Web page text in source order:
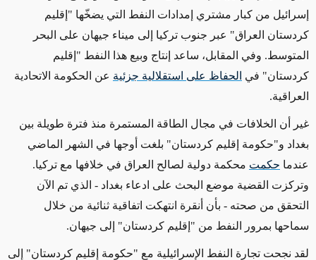
إسرائيل من كبار مشتري إمدادات النفط التي يضخّها "إقليم
كردستان العراق" عبر جنوب تركيا إلى ميناء جيهان على البحر
المتوسط. وفي المقابل، ساعد إنتاج وبيع هذا النفط "إقليم
كردستان" في الحفاظ على استقلالية جزئية عن الحكومة الاتحادية
العراقية.
غير أن الخلافات في مجال الطاقة المستمرة منذ فترة طويلة بين
بغداد و"حكومة إقليم كردستان" بلغت أوجها في الشهر الماضي
عندما حكمت محكمة دولية لصالح العراق في خلافها مع تركيا.
وتركزت القضية موضع البحث على ادعاء بغداد - الذي تم الآن
التحقق من صحته - بأن أنقرة انتهكت اتفاقية ثنائية من خلال
سماحها بمرور النفط من "إقليم كردستان" إلى جيهان.
لقد نجحت تجارة النفط الإسرائيلية مع "حكومة إقليم كردستان" إلى